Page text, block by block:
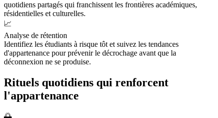
quotidiens partagés qui franchissent les frontières académiques,
résidentielles et culturelles.
📈
Analyse de rétention
Identifiez les étudiants à risque tôt et suivez les tendances
d'appartenance pour prévenir le décrochage avant que la
déconnexion ne se produise.
Rituels quotidiens qui renforcent
l'appartenance
🌅